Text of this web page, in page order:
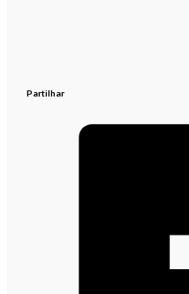
Partilhar